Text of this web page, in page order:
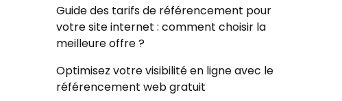
Guide des tarifs de référencement pour
votre site internet : comment choisir la
meilleure offre ?
Optimisez votre visibilité en ligne avec le
référencement web gratuit